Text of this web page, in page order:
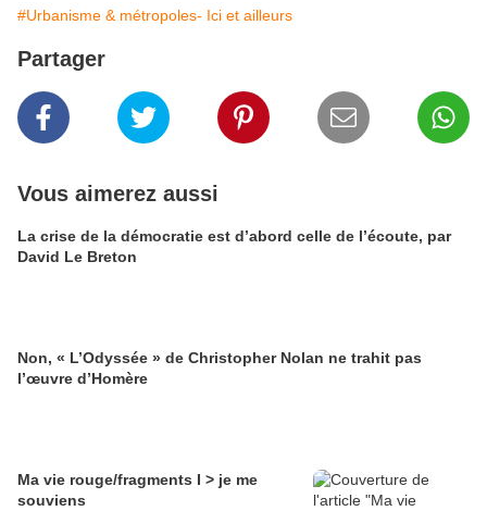
#Urbanisme & métropoles- Ici et ailleurs
Partager
Vous aimerez aussi
La crise de la démocratie est d’abord celle de l’écoute, par
David Le Breton
Non, « L’Odyssée » de Christopher Nolan ne trahit pas
l’œuvre d’Homère
Ma vie rouge/fragments I > je me
souviens